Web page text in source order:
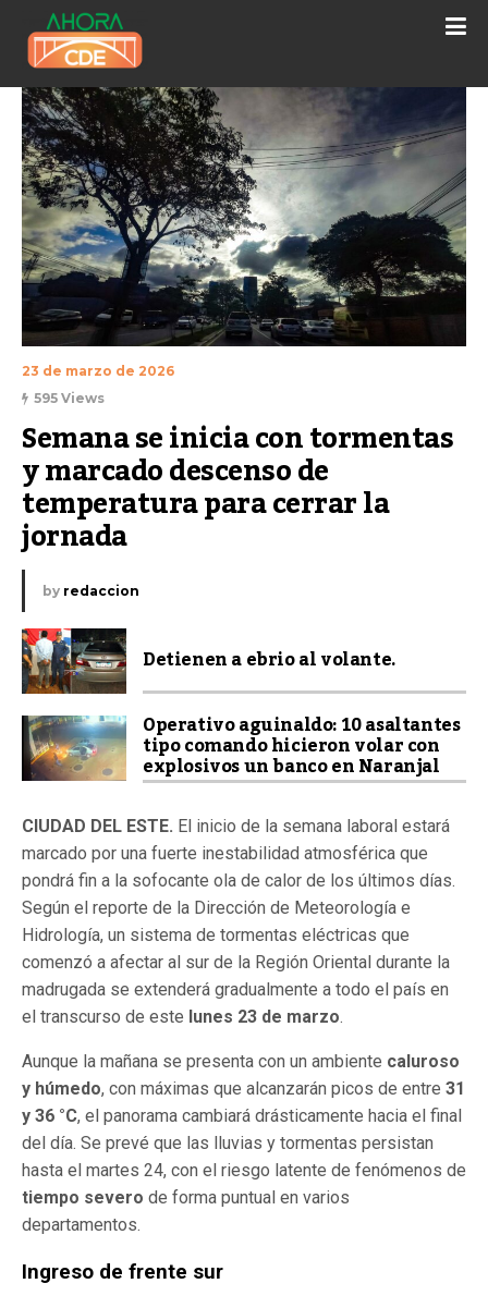
23 de marzo de 2026
595 Views
Semana se inicia con tormentas
y marcado descenso de
temperatura para cerrar la
jornada
by redaccion
Detienen a ebrio al volante.
Operativo aguinaldo: 10 asaltantes
tipo comando hicieron volar con
explosivos un banco en Naranjal
CIUDAD DEL ESTE. El inicio de la semana laboral estará
marcado por una fuerte inestabilidad atmosférica que
pondrá fin a la sofocante ola de calor de los últimos días.
Según el reporte de la Dirección de Meteorología e
Hidrología, un sistema de tormentas eléctricas que
comenzó a afectar al sur de la Región Oriental durante la
madrugada se extenderá gradualmente a todo el país en
el transcurso de este lunes 23 de marzo.
Aunque la mañana se presenta con un ambiente caluroso
y húmedo, con máximas que alcanzarán picos de entre 31
y 36 °C, el panorama cambiará drásticamente hacia el final
del día. Se prevé que las lluvias y tormentas persistan
hasta el martes 24, con el riesgo latente de fenómenos de
tiempo severo de forma puntual en varios
departamentos.
Ingreso de frente sur